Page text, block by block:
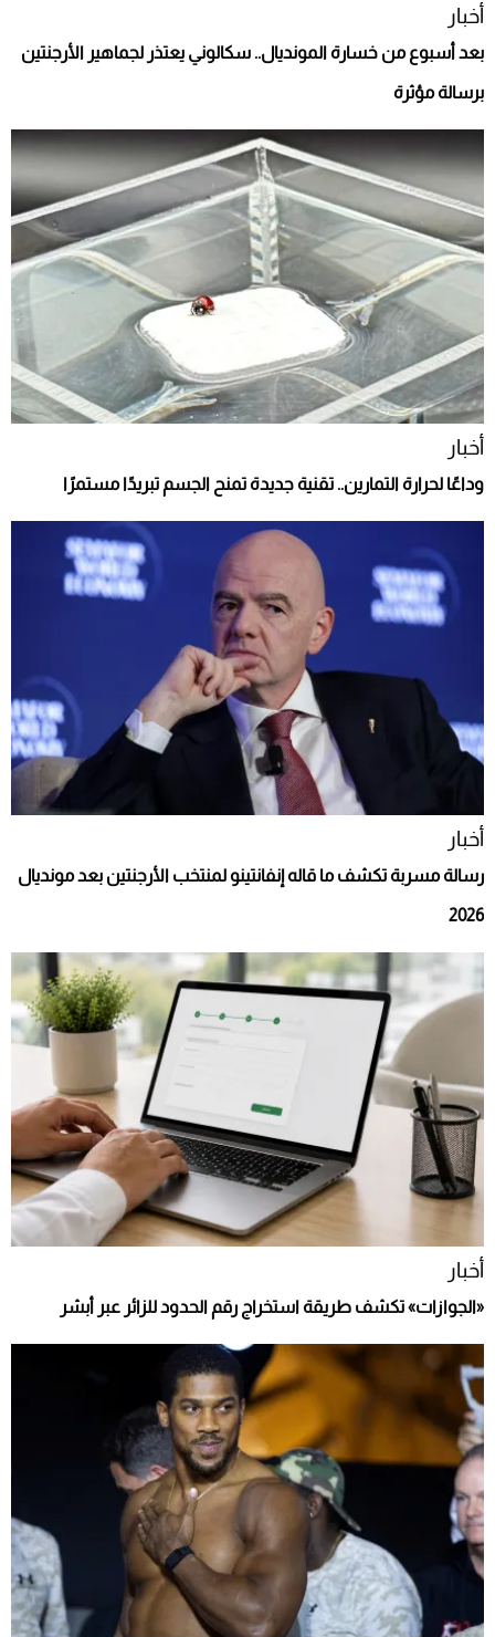
أخبار
بعد أسبوع من خسارة المونديال.. سكالوني يعتذر لجماهير الأرجنتين
برسالة مؤثرة
أخبار
وداعًا لحرارة التمارين.. تقنية جديدة تمنح الجسم تبريدًا مستمرًا
أخبار
رسالة مسربة تكشف ما قاله إنفانتينو لمنتخب الأرجنتين بعد مونديال
2026
أخبار
«الجوازات» تكشف طريقة استخراج رقم الحدود للزائر عبر أبشر